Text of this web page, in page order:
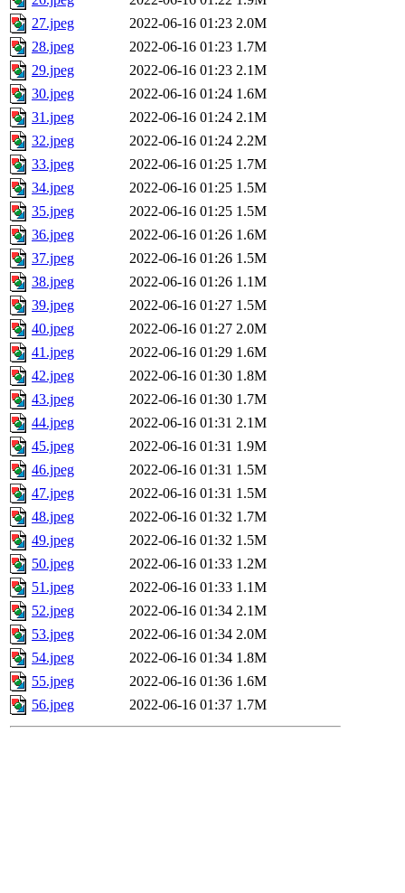
27.jpeg
2022-06-16 01:23 2.0M
28.jpeg
2022-06-16 01:23 1.7M
29.jpeg
2022-06-16 01:23 2.1M
30.jpeg
2022-06-16 01:24 1.6M
31.jpeg
2022-06-16 01:24 2.1M
32.jpeg
2022-06-16 01:24 2.2M
33.jpeg
2022-06-16 01:25 1.7M
34.jpeg
2022-06-16 01:25 1.5M
35.jpeg
2022-06-16 01:25 1.5M
36.jpeg
2022-06-16 01:26 1.6M
37.jpeg
2022-06-16 01:26 1.5M
38.jpeg
2022-06-16 01:26 1.1M
39.jpeg
2022-06-16 01:27 1.5M
40.jpeg
2022-06-16 01:27 2.0M
41.jpeg
2022-06-16 01:29 1.6M
42.jpeg
2022-06-16 01:30 1.8M
43.jpeg
2022-06-16 01:30 1.7M
44.jpeg
2022-06-16 01:31 2.1M
45.jpeg
2022-06-16 01:31 1.9M
46.jpeg
2022-06-16 01:31 1.5M
47.jpeg
2022-06-16 01:31 1.5M
48.jpeg
2022-06-16 01:32 1.7M
49.jpeg
2022-06-16 01:32 1.5M
50.jpeg
2022-06-16 01:33 1.2M
51.jpeg
2022-06-16 01:33 1.1M
52.jpeg
2022-06-16 01:34 2.1M
53.jpeg
2022-06-16 01:34 2.0M
54.jpeg
2022-06-16 01:34 1.8M
55.jpeg
2022-06-16 01:36 1.6M
56.jpeg
2022-06-16 01:37 1.7M